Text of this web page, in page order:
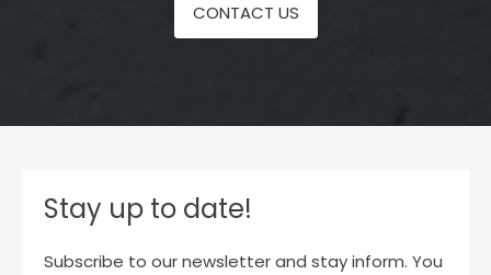
CONTACT US
Stay up to date!
Subscribe to our newsletter and stay inform. You